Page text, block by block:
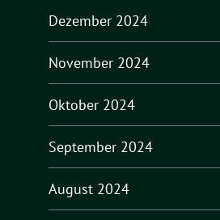
Dezember 2024
November 2024
Oktober 2024
September 2024
August 2024